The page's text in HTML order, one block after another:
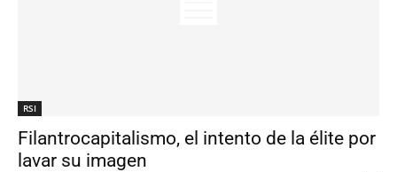
RSI
Filantrocapitalismo, el intento de la élite por
lavar su imagen